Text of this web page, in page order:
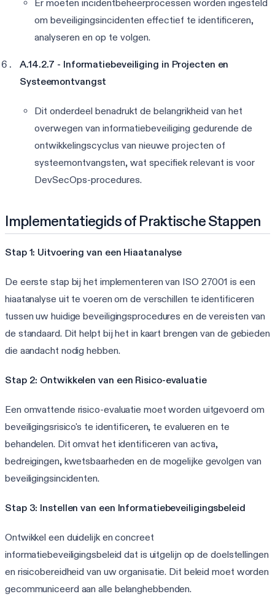
Er moeten incidentbeheerprocessen worden ingesteld
om beveiligingsincidenten effectief te identificeren,
analyseren en op te volgen.
A.14.2.7 - Informatiebeveiliging in Projecten en
Systeemontvangst
Dit onderdeel benadrukt de belangrikheid van het
overwegen van informatiebeveiliging gedurende de
ontwikkelingscyclus van nieuwe projecten of
systeemontvangsten, wat specifiek relevant is voor
DevSecOps-procedures.
Implementatiegids of Praktische Stappen
Stap 1: Uitvoering van een Hiaatanalyse
De eerste stap bij het implementeren van ISO 27001 is een
hiaatanalyse uit te voeren om de verschillen te identificeren
tussen uw huidige beveiligingsprocedures en de vereisten van
de standaard. Dit helpt bij het in kaart brengen van de gebieden
die aandacht nodig hebben.
Stap 2: Ontwikkelen van een Risico-evaluatie
Een omvattende risico-evaluatie moet worden uitgevoerd om
beveiligingsrisico's te identificeren, te evalueren en te
behandelen. Dit omvat het identificeren van activa,
bedreigingen, kwetsbaarheden en de mogelijke gevolgen van
beveiligingsincidenten.
Stap 3: Instellen van een Informatiebeveiligingsbeleid
Ontwikkel een duidelijk en concreet
informatiebeveiligingsbeleid dat is uitgelijn op de doelstellingen
en risicobereidheid van uw organisatie. Dit beleid moet worden
gecommuniceerd aan alle belanghebbenden.